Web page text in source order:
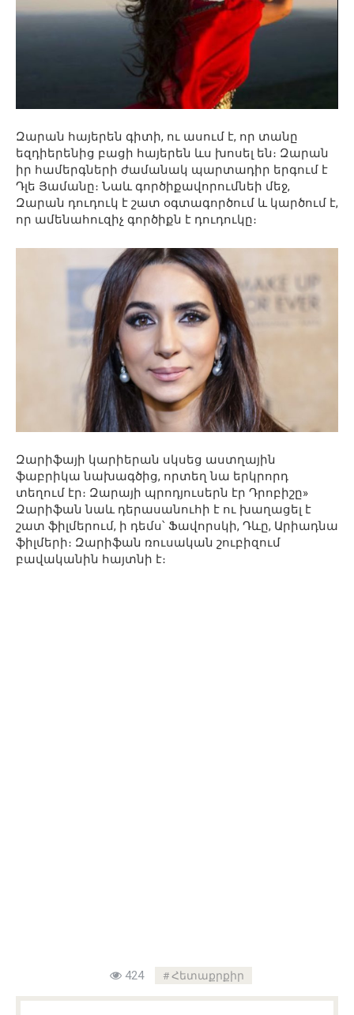
Զարան հայերեն գիտի, ու ասում է, որ տանը
եզդիերենից բացի հայերեն ևս խոսել են։ Զարան
իր համերգների ժամանակ պարտադիր երգում է
Դլե Յամանը։ Նաև գործիքավորումնեի մեջ,
Զարան դուդուկ է շատ օգտագործում և կարծում է,
որ ամենահուզիչ գործիքն է դուդուկը։
Զարիֆայի կարիերան սկսեց աստղային
ֆաբրիկա նախագծից, որտեղ նա երկրորդ
տեղում էր։ Զարայի պրոդյուսերն էր Դրոբիշը»
Զարիֆան նաև դերասանուհի է ու խաղացել է
շատ ֆիլմերում, ի դեմս՝ Ֆավորսկի, Դևը, Արիադնա
ֆիլմերի։ Զարիֆան ռուսական շուբիզում
բավականին հայտնի է։
424 Հետաքրքիր